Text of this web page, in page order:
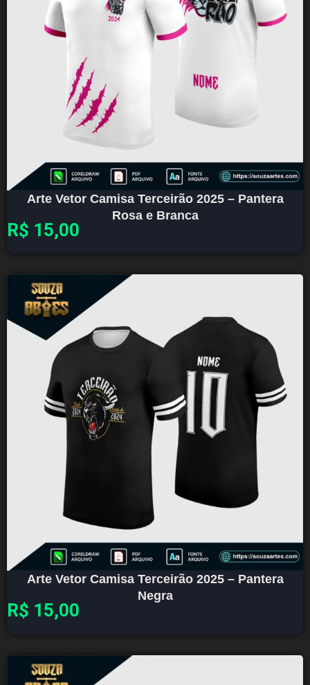
Arte Vetor Camisa Terceirão 2025 – Pantera
Rosa e Branca
R$ 15,00
Arte Vetor Camisa Terceirão 2025 – Pantera
Negra
R$ 15,00